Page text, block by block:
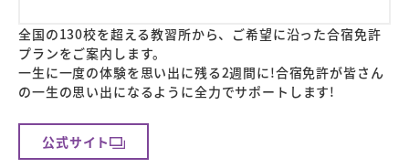
全国の130校を超える教習所から、ご希望に沿った合宿免許
プランをご案内します。
一生に一度の体験を思い出に残る2週間に!合宿免許が皆さん
の一生の思い出になるように全力でサポートします!
公式サイト